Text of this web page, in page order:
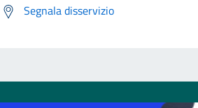
Segnala disservizio